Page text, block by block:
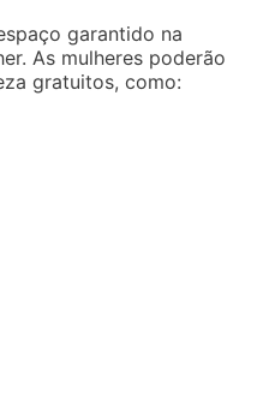
garantido na
As mulheres poderão
gratuitos, como: